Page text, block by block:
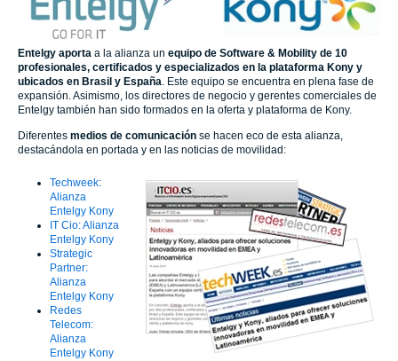
Entelgy aporta a la alianza un equipo de Software & Mobility de 10
profesionales, certificados y especializados en la plataforma Kony y
ubicados en Brasil y España . Este equipo se encuentra en plena fase de
expansión. Asimismo, los directores de negocio y gerentes comerciales de
Entelgy también han sido formados en la oferta y plataforma de Kony.
Diferentes medios de comunicación se hacen eco de esta alianza,
destacándola en portada y en las noticias de movilidad:
Techweek:
Alianza
Entelgy Kony
IT Cio: Alianza
Entelgy Kony
Strategic
Partner:
Alianza
Entelgy Kony
Redes
Telecom:
Alianza
Entelgy Kony